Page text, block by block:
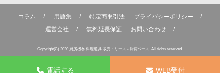
コラム 用語集 特定商取引法
プライバシーポリシー
運営会社
無料延⻑保証 お問い合わせ
Copyright(C) 2020 厨房機器 料理道具 販売・リース - 厨房ベース. All rights reserved.
電話する WEB受付